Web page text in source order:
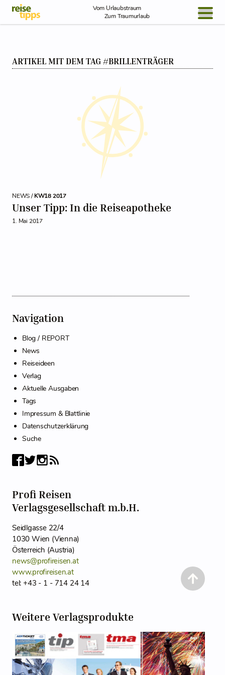
Skip to Content
Vom Urlaubstraum
Zum Traumurlaub
NEWS
ARTIKEL MIT DEM TAG #BRILLENTRÄGER
NEWS /KW18 2017
Unser Tipp: In die Reiseapotheke
1. Mai 2017
Navigation
Blog / REPORT
News
Reiseideen
Verlag
Aktuelle Ausgaben
Tags
Impressum & Blattlinie
Datenschutzerklärung
Suche
Profi Reisen
Verlagsgesellschaft m.b.H.
Seidlgasse 22/4
1030 Wien (Vienna)
Österreich (Austria)
news@profireisen.at
www.profireisen.at
tel: +43 - 1 - 714 24 14
Weitere Verlagsprodukte